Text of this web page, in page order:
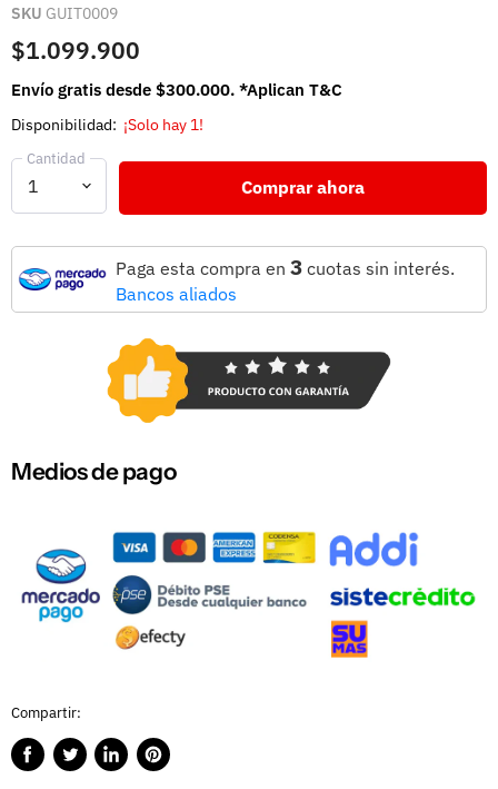
SKU GUIT0009
$1.099.900
Envío gratis desde $300.000. *Aplican T&C
Disponibilidad: ¡Solo hay 1!
Cantidad
Comprar ahora
Paga esta compra en 3 cuotas sin interés.
Bancos aliados
Medios de pago
Compartir:
CompartirPublicarCompartirGuardar